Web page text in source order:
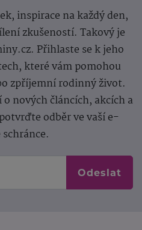
inspirace na každý den,
zkušeností. Takový je
Přihlaste se k jeho
které vám pomohou
zpříjemní rodinný život.
nových článcích, akcích a
odběr ve vaší e-
Odeslat